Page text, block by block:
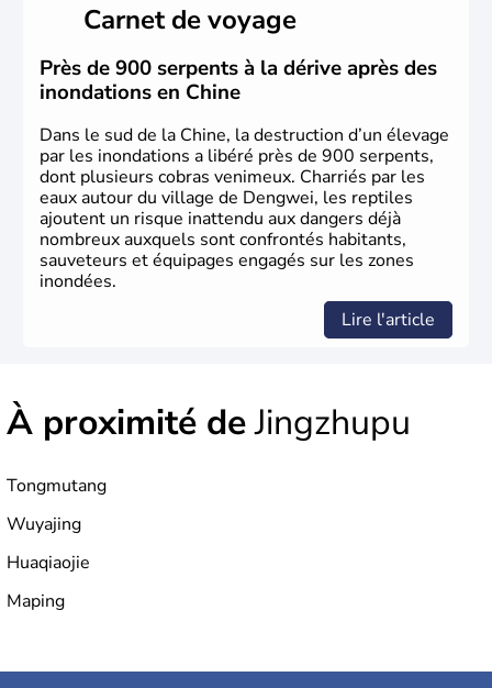
dynasties. La dynastie Qing a été la dernière à régner
jusqu'aux guerres de l'opium lorsque la Chine s'est
constituée comme nation et a retrouvé son indépendance
en 1945. Illustre pays en matière d'inventions avant-
gardistes, la Chine a été la première utilisatrice du papier,
de l'imprimerie à caractères mobiles, de la boussole et de
la poudre à canon.
Carnet de voyage
Près de 900 serpents à la dérive après des
inondations en Chine
Dans le sud de la Chine, la destruction d’un élevage
par les inondations a libéré près de 900 serpents,
dont plusieurs cobras venimeux. Charriés par les
eaux autour du village de Dengwei, les reptiles
ajoutent un risque inattendu aux dangers déjà
nombreux auxquels sont confrontés habitants,
sauveteurs et équipages engagés sur les zones
inondées.
Lire l'article
À proximité deJingzhupu
Tongmutang
Wuyajing
Huaqiaojie
Maping